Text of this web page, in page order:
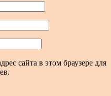
сайта в этом браузере для